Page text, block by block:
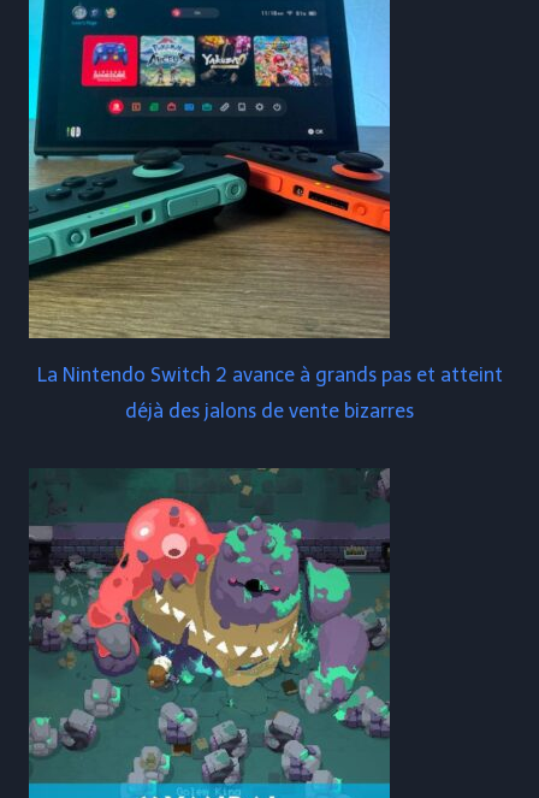
La Nintendo Switch 2 avance à grands pas et atteint
déjà des jalons de vente bizarres